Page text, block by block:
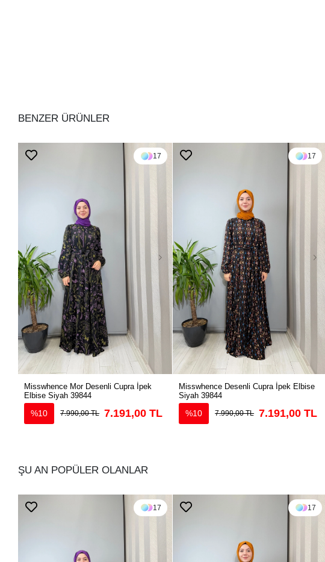
BENZER ÜRÜNLER
17
Misswhence Mor Desenli Cupra İpek
Elbise Siyah 39844
%10 7.990,00 TL 7.191,00 TL
17
Misswhence Desenli Cupra İpek Elbise
Siyah 39844
%10 7.990,00 TL 7.191,00 TL
ŞU AN POPÜLER OLANLAR
17 17